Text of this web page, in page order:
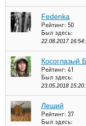
Fedenka
Рейтинг: 50
Был здесь:
22.08.2017
Косоглазый
Рейтинг: 41
Был здесь:
23.05.2018
Леший
Рейтинг: 37
Был здесь: